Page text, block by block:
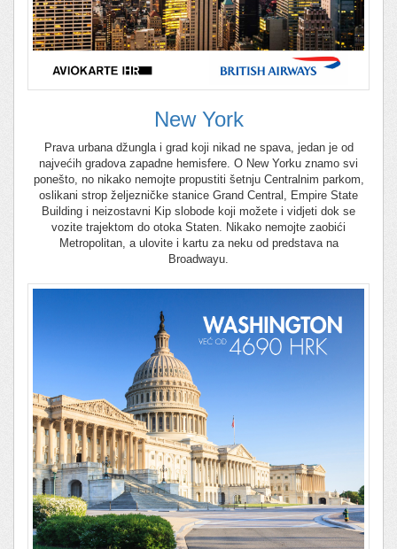
New York
Prava urbana džungla i grad koji nikad ne spava, jedan je od
najvećih gradova zapadne hemisfere. O New Yorku znamo svi
ponešto, no nikako nemojte propustiti šetnju Centralnim parkom,
oslikani strop željezničke stanice Grand Central, Empire State
Building i neizostavni Kip slobode koji možete i vidjeti dok se
vozite trajektom do otoka Staten. Nikako nemojte zaobići
Metropolitan, a ulovite i kartu za neku od predstava na
Broadwayu.